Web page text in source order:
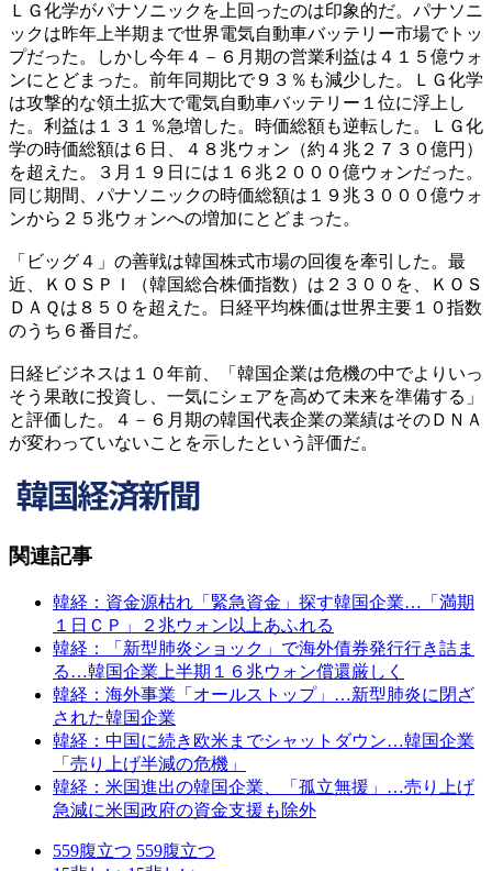
ＬＧ化学がパナソニックを上回ったのは印象的だ。パナソニ
ックは昨年上半期まで世界電気自動車バッテリー市場でトッ
プだった。しかし今年４－６月期の営業利益は４１５億ウォ
ンにとどまった。前年同期比で９３％も減少した。ＬＧ化学
は攻撃的な領土拡大で電気自動車バッテリー１位に浮上し
た。利益は１３１％急増した。時価総額も逆転した。ＬＧ化
学の時価総額は６日、４８兆ウォン（約４兆２７３０億円）
を超えた。３月１９日には１６兆２０００億ウォンだった。
同じ期間、パナソニックの時価総額は１９兆３０００億ウォ
ンから２５兆ウォンへの増加にとどまった。
「ビッグ４」の善戦は韓国株式市場の回復を牽引した。最
近、ＫＯＳＰＩ（韓国総合株価指数）は２３００を、ＫＯＳ
ＤＡＱは８５０を超えた。日経平均株価は世界主要１０指数
のうち６番目だ。
日経ビジネスは１０年前、「韓国企業は危機の中でよりいっ
そう果敢に投資し、一気にシェアを高めて未来を準備する」
と評価した。４－６月期の韓国代表企業の業績はそのＤＮＡ
が変わっていないことを示したという評価だ。
関連記事
韓経：資金源枯れ「緊急資金」探す韓国企業…「満期
１日ＣＰ」２兆ウォン以上あふれる
韓経：「新型肺炎ショック」で海外債券発行行き詰ま
る…韓国企業上半期１６兆ウォン償還厳しく
韓経：海外事業「オールストップ」…新型肺炎に閉ざ
された韓国企業
韓経：中国に続き欧米までシャットダウン…韓国企業
「売り上げ半減の危機」
韓経：米国進出の韓国企業、「孤立無援」…売り上げ
急減に米国政府の資金支援も除外
559腹立つ 559腹立つ